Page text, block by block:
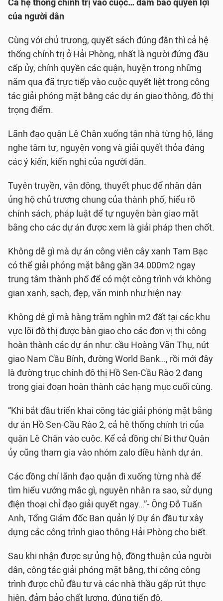
Cả hệ thống chính trị vào cuộc… đảm bảo quyền lợi
của người dân
Cùng với chủ trương, quyết sách đúng đắn thì cả hệ
thống chính trị ở Hải Phòng, nhất là người đứng đầu
cấp ủy, chính quyền các quận, huyện trong những
năm qua đã trực tiếp vào cuộc quyết liệt trong công
tác giải phóng mặt bằng các dự án giao thông, đô thị
trọng điểm.
Lãnh đạo quận Lê Chân xuống tận nhà từng hộ, lắng
nghe tâm tư, nguyện vọng và giải quyết thỏa đáng
các ý kiến, kiến nghị của người dân.
Tuyên truyền, vận động, thuyết phục để nhân dân
ủng hộ chủ trương chung của thành phố, hiểu rõ
chính sách, pháp luật để tự nguyện bàn giao mặt
bằng cho các dự án được xem là giải pháp then chốt.
Không dễ gì mà dự án công viên cây xanh Tam Bạc
có thể giải phóng mặt bằng gần 34.000m2 ngay
trung tâm thành phố để có một công trình với không
gian xanh, sạch, đẹp, văn minh như hiện nay.
Không dễ gì mà hàng trăm nghìn m2 đất tại các khu
vực lõi đô thị được bàn giao cho các đơn vị thi công
hoàn thành các dự án như: cầu Hoàng Văn Thụ, nút
giao Nam Cầu Bính, đường World Bank…, rồi mới đây
là đường trục chính đô thị Hồ Sen-Cầu Rào 2 đang
trong giai đoạn hoàn thành các hạng mục cuối cùng.
“Khi bắt đầu triển khai công tác giải phóng mặt bằng
dự án Hồ Sen-Cầu Rào 2, cả hệ thống chính trị của
quận Lê Chân vào cuộc. Kể cả đồng chí Bí thư Quận
ủy cũng tham gia vào nhóm zalo điều hành dự án.
Các đồng chí lãnh đạo quận đi xuống từng nhà để
tìm hiểu vướng mắc gì, nguyên nhân ra sao, sử dụng
điện thoại chỉ đạo giải quyết ngay…”- Ông Đỗ Tuấn
Anh, Tổng Giám đốc Ban quản lý Dự án đầu tư xây
dựng các công trình giao thông Hải Phòng cho biết.
Sau khi nhận được sự ủng hộ, đồng thuận của người
dân, công tác giải phóng mặt bằng, thi công công
trình được chủ đầu tư và các nhà thầu gấp rút thực
hiện, đảm bảo chất lượng, đúng tiến độ.